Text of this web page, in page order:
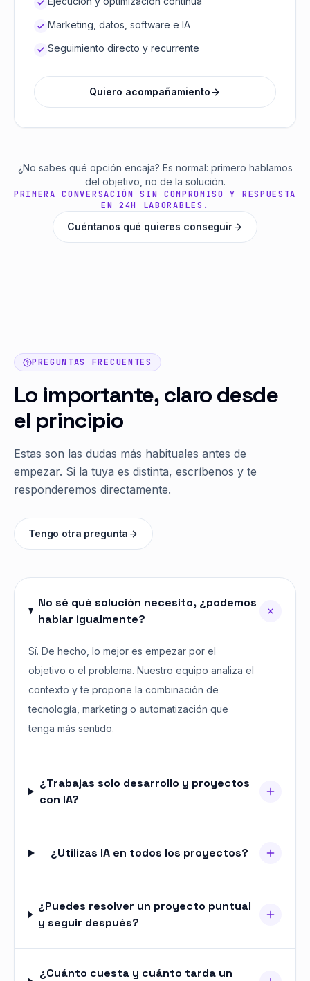
Marketing, datos, software e IA
Seguimiento directo y recurrente
Quiero acompañamiento
¿No sabes qué opción encaja? Es normal: primero hablamos
del objetivo, no de la solución.
PRIMERA CONVERSACIÓN SIN COMPROMISO Y RESPUESTA
EN 24H LABORABLES.
Cuéntanos qué quieres conseguir
PREGUNTAS FRECUENTES
Lo importante, claro desde
el principio
Estas son las dudas más habituales antes de
empezar. Si la tuya es distinta, escríbenos y te
responderemos directamente.
Tengo otra pregunta
No sé qué solución necesito, ¿podemos
hablar igualmente?
Sí. De hecho, lo mejor es empezar por el
objetivo o el problema. Nuestro equipo analiza el
contexto y te propone la combinación de
tecnología, marketing o automatización que
tenga más sentido.
¿Trabajas solo desarrollo y proyectos
con IA?
¿Utilizas IA en todos los proyectos?
¿Puedes resolver un proyecto puntual
y seguir después?
¿Cuánto cuesta y cuánto tarda un